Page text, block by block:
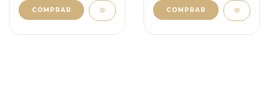
COMPRAR